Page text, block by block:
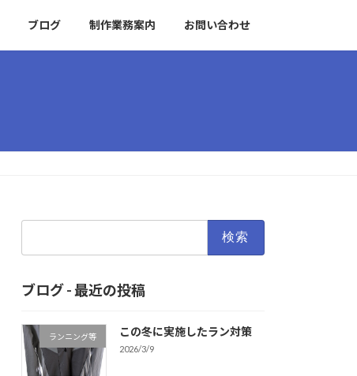
ブログ 制作業務案内 お問い合わせ
ブログ - 最近の投稿
ランニング等 この冬に実施したラン対策
2026/3/9